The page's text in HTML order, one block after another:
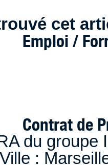
cet
Emploi /
Contrat de
du
: